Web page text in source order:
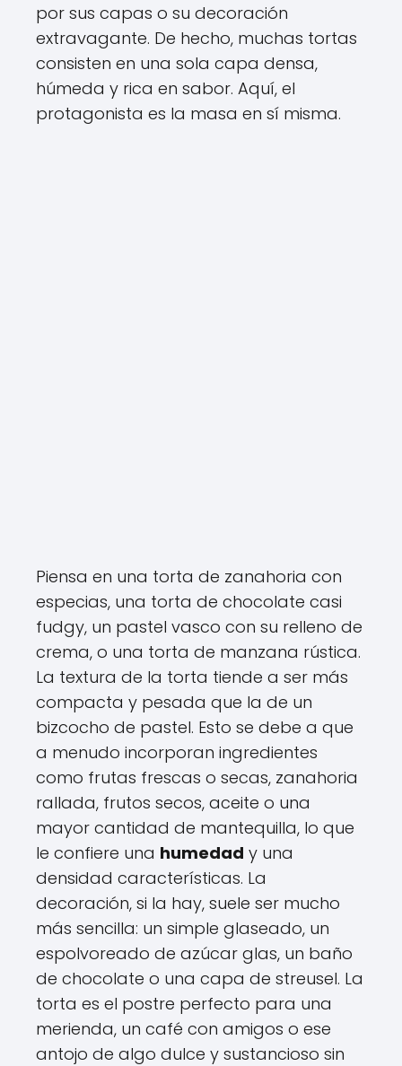
por sus capas o su decoración
extravagante. De hecho, muchas tortas
consisten en una sola capa densa,
húmeda y rica en sabor. Aquí, el
protagonista es la masa en sí misma.
Piensa en una torta de zanahoria con
especias, una torta de chocolate casi
fudgy, un pastel vasco con su relleno de
crema, o una torta de manzana rústica.
La textura de la torta tiende a ser más
compacta y pesada que la de un
bizcocho de pastel. Esto se debe a que
a menudo incorporan ingredientes
como frutas frescas o secas, zanahoria
rallada, frutos secos, aceite o una
mayor cantidad de mantequilla, lo que
le confiere una humedad y una
densidad características. La
decoración, si la hay, suele ser mucho
más sencilla: un simple glaseado, un
espolvoreado de azúcar glas, un baño
de chocolate o una capa de streusel. La
torta es el postre perfecto para una
merienda, un café con amigos o ese
antojo de algo dulce y sustancioso sin